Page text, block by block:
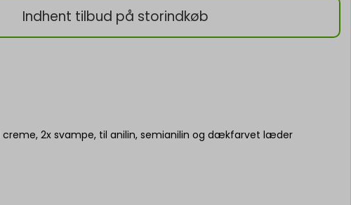
Indhent tilbud på storindkøb
creme, 2x svampe, til anilin, semianilin og dækfarvet læder